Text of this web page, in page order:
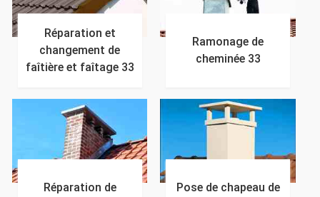
Réparation et
changement de
faîtière et faîtage 33
Ramonage de
cheminée 33
Réparation de
Pose de chapeau de